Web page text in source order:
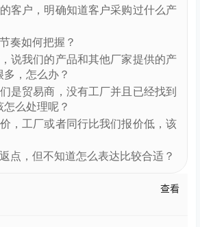
客户，明确知道客户采购过什么产
奏如何把握？
说我们的产品和其他厂家提供的产
，怎么办？
是贸易商，没有工厂并且已经找到
么处理呢？
，工厂或者同行比我们报价低，该
点，但不知道怎么表达比较合适？
查看